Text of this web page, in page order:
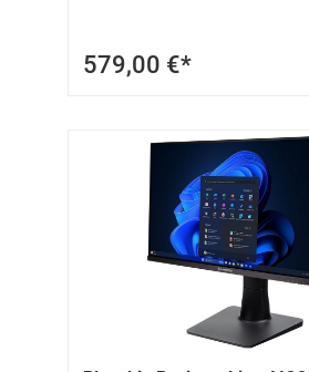
579,00 €*